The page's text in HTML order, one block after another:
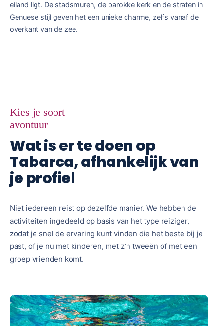
eiland ligt. De stadsmuren, de barokke kerk en de straten in
Genuese stijl geven het een unieke charme, zelfs vanaf de
overkant van de zee.
Kies je soort
avontuur
Wat is er te doen op
Tabarca, afhankelijk van
je profiel
Niet iedereen reist op dezelfde manier. We hebben de
activiteiten ingedeeld op basis van het type reiziger,
zodat je snel de ervaring kunt vinden die het beste bij je
past, of je nu met kinderen, met z’n tweeën of met een
groep vrienden komt.